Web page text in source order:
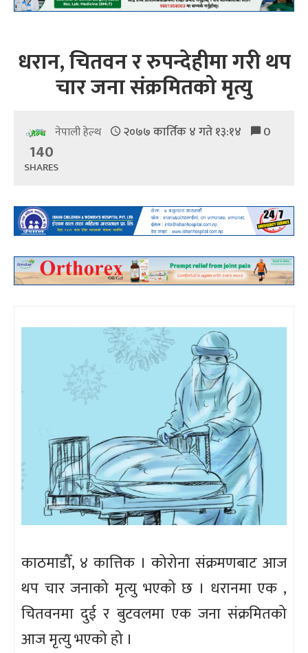
धरान, चितवन र रुपन्देहीमा गरी थप
चार जना संक्रमितको मृत्यु
नेपाली हेल्थ २०७७ कार्तिक ४ गते १३:१४ 0
140
SHARES
काठमाडौँ, ४ कात्तिक । कोरोना संक्रमणबाट आज
थप चार जनाको मृत्यु भएको छ । धरानमा एक ,
चितवनमा दुई र बुटवलमा एक जना संक्रमितको
आज मृत्यु भएको हो ।